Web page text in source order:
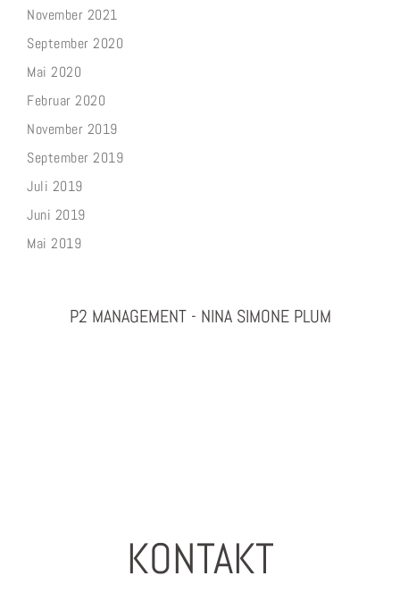
November 2021
September 2020
Mai 2020
Februar 2020
November 2019
September 2019
Juli 2019
Juni 2019
Mai 2019
P2 MANAGEMENT - NINA SIMONE PLUM
KONTAKT